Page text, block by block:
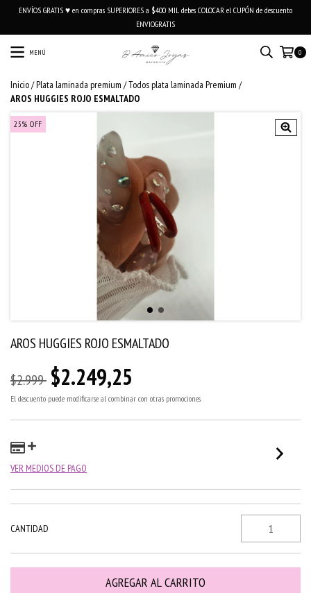
ENVÍOS GRATIS ♥ en compras SUPERIORES a $400 MIL debes COLOCAR el CUPÓN de descuento
ENVIOGRATIS
MENÚ 0
Inicio/Plata laminada premium /Todos plata laminada Premium /
AROS HUGGIES ROJO ESMALTADO
25% OFF
AROS HUGGIES ROJO ESMALTADO
$2.999 $2.249,25
El descuento puede modificarse al combinar con otras promociones.
VER MEDIOS DE PAGO
CANTIDAD